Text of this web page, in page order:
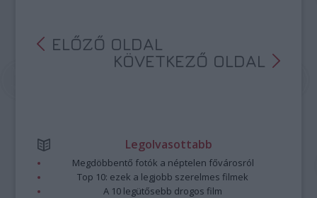
ELŐZŐ OLDAL
KÖVETKEZŐ OLDAL
Legolvasottabb
Megdöbbentő fotók a néptelen fővárosról
Top 10: ezek a legjobb szerelmes filmek
A 10 legütősebb drogos film